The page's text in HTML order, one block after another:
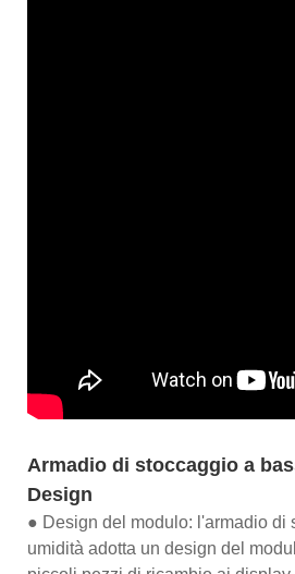
Armadio di stoccaggio a
Design
● Design del modulo: l'armadio di
umidità adotta un design del